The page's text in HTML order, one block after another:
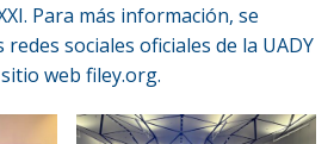
Para más información, se
sociales oficiales de la UADY
web filey.org.